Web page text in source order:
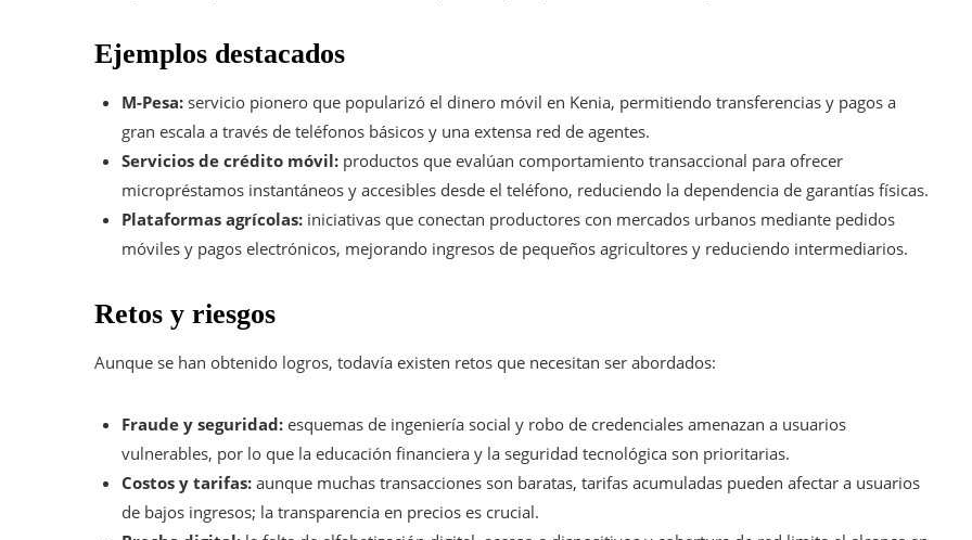
Ejemplos destacados
M-Pesa: servicio pionero que popularizó el dinero móvil en Kenia, permitiendo transferencias y pagos a
gran escala a través de teléfonos básicos y una extensa red de agentes.
Servicios de crédito móvil: productos que evalúan comportamiento transaccional para ofrecer
micropréstamos instantáneos y accesibles desde el teléfono, reduciendo la dependencia de garantías físicas.
Plataformas agrícolas: iniciativas que conectan productores con mercados urbanos mediante pedidos
móviles y pagos electrónicos, mejorando ingresos de pequeños agricultores y reduciendo intermediarios.
Retos y riesgos
Aunque se han obtenido logros, todavía existen retos que necesitan ser abordados:
Fraude y seguridad: esquemas de ingeniería social y robo de credenciales amenazan a usuarios
vulnerables, por lo que la educación financiera y la seguridad tecnológica son prioritarias.
Costos y tarifas: aunque muchas transacciones son baratas, tarifas acumuladas pueden afectar a usuarios
de bajos ingresos; la transparencia en precios es crucial.